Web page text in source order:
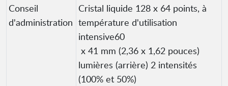
Conseil
d'administration
Cristal liquide 128 x 64 points, à
température d'utilisation
intensive60
x 41 mm (2,36 x 1,62 pouces)
lumières (arrière) 2 intensités
(100% et 50%)